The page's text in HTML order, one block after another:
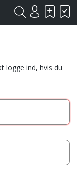
logge ind, hvis du